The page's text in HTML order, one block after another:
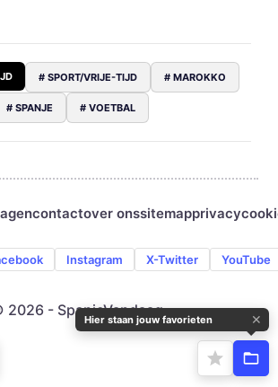
# SPORT/VRIJE-TIJD # MAROKKO
# SPANJE # VOETBAL
contactover onssitemapprivacy
Instagram X-Twitter YouTube
2026 - SpanjeVandaag
Hier staan jouw favorieten ✕